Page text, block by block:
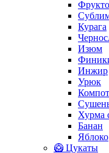
Курага
Изюм
Инжир
Урюк
Хурма
Банан
Яблоко
🥝 Цукаты